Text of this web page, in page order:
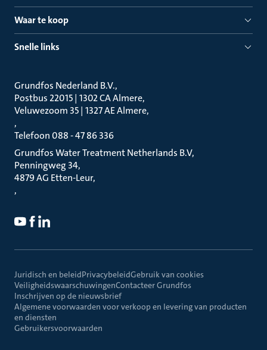
Waar te koop
Snelle links
Grundfos Nederland B.V.
Postbus 22015 | 1302 CA Almere
Veluwezoom 35 | 1327 AE Almere
Telefoon 088 - 47 86 336
Grundfos Water Treatment Netherlands B.V
Penningweg 34
4879 AG Etten-Leur
Juridisch en beleidPrivacybeleidGebruik van cookies
VeiligheidswaarschuwingenContacteer Grundfos
Inschrijven op de nieuwsbrief
Algemene voorwaarden voor verkoop en levering van producten
en diensten
Gebruikersvoorwaarden